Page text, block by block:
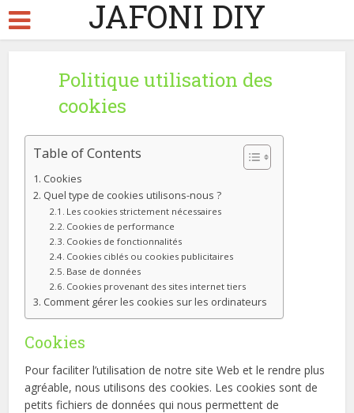
JAFONI DIY
Politique utilisation des
cookies
Table of Contents
Cookies
Quel type de cookies utilisons-nous ?
Les cookies strictement nécessaires
Cookies de performance
Cookies de fonctionnalités
Cookies ciblés ou cookies publicitaires
Base de données
Cookies provenant des sites internet tiers
Comment gérer les cookies sur les ordinateurs
Cookies
Pour faciliter l’utilisation de notre site Web et le rendre plus
agréable, nous utilisons des cookies. Les cookies sont de
petits fichiers de données qui nous permettent de